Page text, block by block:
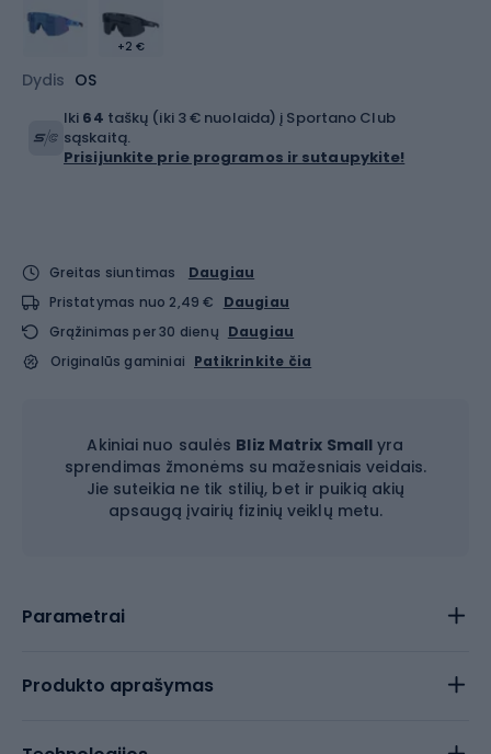
+2 €
Dydis OS
Iki 64 taškų (iki 3 € nuolaida) į Sportano Club
sąskaitą.
Prisijunkite prie programos ir sutaupykite!
Greitas siuntimas
Daugiau
Pristatymas nuo 2,49 €
Daugiau
Grąžinimas per 30 dienų Daugiau
Originalūs gaminiai Patikrinkite čia
Akiniai nuo saulės Bliz Matrix Small yra
sprendimas žmonėms su mažesniais veidais.
Jie suteikia ne tik stilių, bet ir puikią akių
apsaugą įvairių fizinių veiklų metu.
Parametrai
Produkto aprašymas